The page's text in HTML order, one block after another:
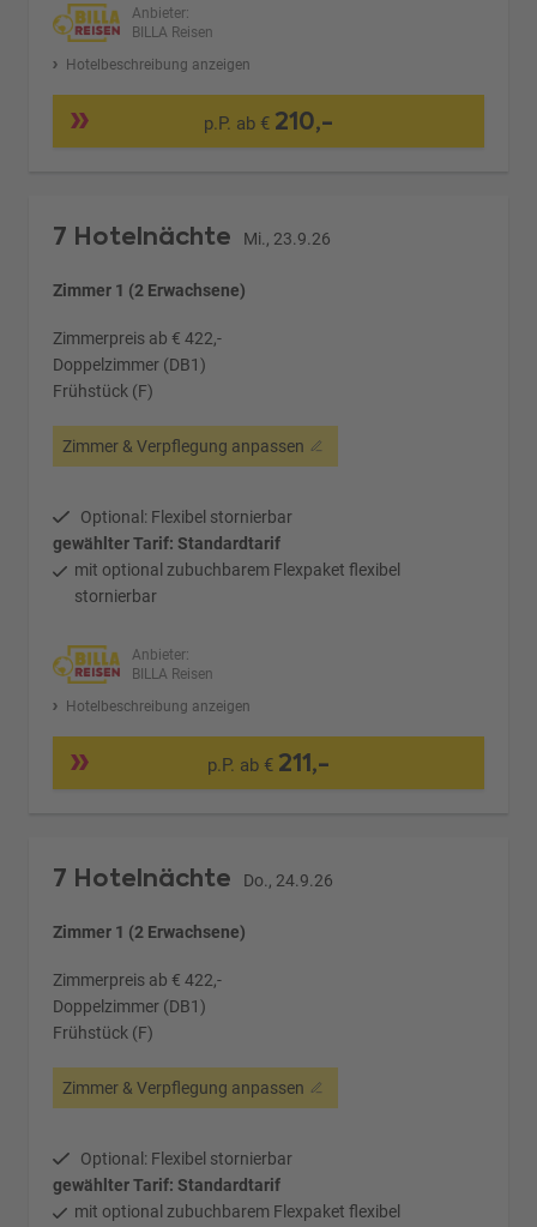
Anbieter:
BILLA Reisen
Hotelbeschreibung anzeigen
p.P. ab € 210,-
7 Hotelnächte Mi., 23.9.26
Zimmer 1 (2 Erwachsene)
Zimmerpreis ab € 422,-
Doppelzimmer (DB1)
Frühstück (F)
Zimmer & Verpflegung anpassen
Optional: Flexibel stornierbar
gewählter Tarif: Standardtarif
mit optional zubuchbarem Flexpaket flexibel
stornierbar
Anbieter:
BILLA Reisen
Hotelbeschreibung anzeigen
p.P. ab € 211,-
7 Hotelnächte Do., 24.9.26
Zimmer 1 (2 Erwachsene)
Zimmerpreis ab € 422,-
Doppelzimmer (DB1)
Frühstück (F)
Zimmer & Verpflegung anpassen
Optional: Flexibel stornierbar
gewählter Tarif: Standardtarif
mit optional zubuchbarem Flexpaket flexibel